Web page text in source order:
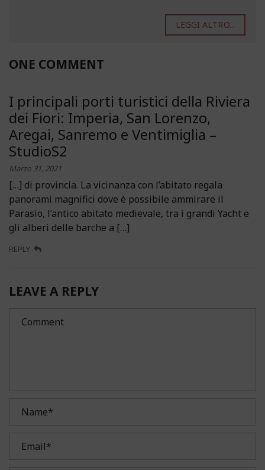
LEGGI ALTRO...
ONE COMMENT
I principali porti turistici della Riviera
dei Fiori: Imperia, San Lorenzo,
Aregai, Sanremo e Ventimiglia –
StudioS2
Marzo 31, 2021
[…] di provincia. La vicinanza con l’abitato regala
panorami magnifici dove è possibile ammirare il
Parasio, l’antico abitato medievale, tra i grandi Yacht e
gli alberi delle barche a […]
REPLY
LEAVE A REPLY